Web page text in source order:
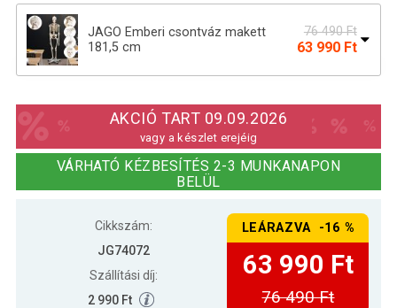
JAGO Emberi csontváz makett
181,5 cm
76 490 Ft
63 990 Ft
inakkal és poszterrel
JAGO Emberi csontváz makett 181
cm
109 290 Ft
AKCIÓ TART 09.09.2026
vagy a készlet erejéig
VÁRHATÓ KÉZBESÍTÉS 2-3 MUNKANAPON
BELÜL
Cikkszám:
JG74072
Szállítási díj:
2 990 Ft
LEÁRAZVA -16 %
63 990 Ft
76 490 Ft